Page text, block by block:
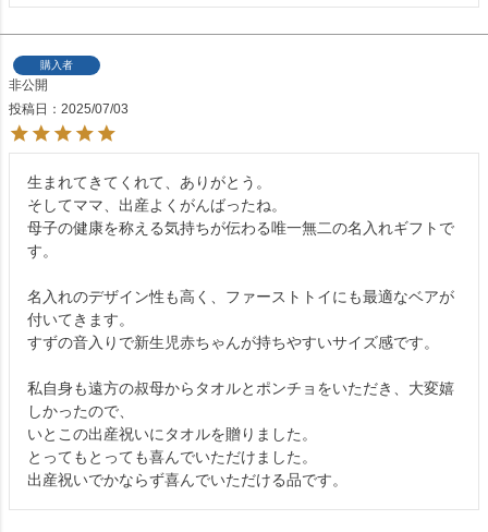
購入者
非公開
投稿日
2025/07/03
生まれてきてくれて、ありがとう。
そしてママ、出産よくがんばったね。
母子の健康を称える気持ちが伝わる唯一無二の名入れギフトで
す。
名入れのデザイン性も高く、ファーストトイにも最適なベアが
付いてきます。
すずの音入りで新生児赤ちゃんが持ちやすいサイズ感です。
私自身も遠方の叔母からタオルとポンチョをいただき、大変嬉
しかったので、
いとこの出産祝いにタオルを贈りました。
とってもとっても喜んでいただけました。
出産祝いでかならず喜んでいただける品です。